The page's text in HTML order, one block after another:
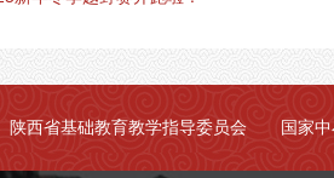
陕西省基础教育教学指导委员会 国家